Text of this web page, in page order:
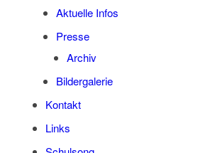
Aktu­el­le Infos
Pres­se
Archiv
Bil­der­ga­le­rie
Kon­takt
Links